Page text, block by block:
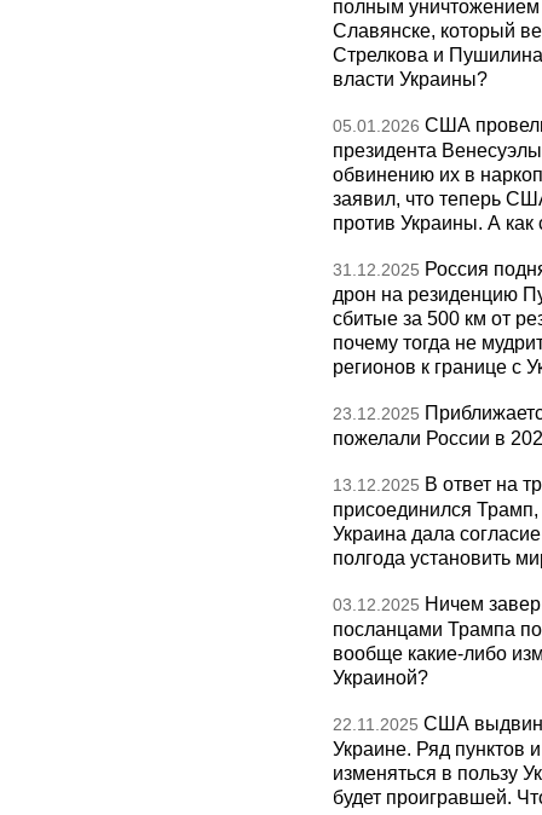
полным уничтожением
Славянске, который
Стрелкова и Пушилина
власти Украины?
05.01.2026 США
президента
обвинению их в
заявил, что теперь
против Украины. А как
31.12.2025 Россия
дрон на резиденцию
сбитые за 500 км от
почему тогда не
регионов к границе с
23.12.2025
пожелали России в
13.12.2025 В ответ на
присоединился
Украина дала
полгода установить
03.12.2025 Ничем
посланцами Трампа
вообще какие-либо
Украиной?
22.11.2025 США
Украине. Ряд пунктов
изменяться в пользу
будет проигравшей.